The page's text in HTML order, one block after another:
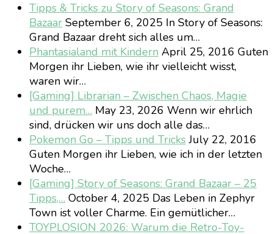
Tipps & Tricks zu Story of Seasons: Grand
Bazaar September 6, 2025 In Story of Seasons:
Grand Bazaar dreht sich alles um…
Phantasialand mit Kindern April 25, 2016 Guten
Morgen ihr Lieben, wie ihr vielleicht wisst,
waren wir…
[Gaming] Librarian – Zwischen Chaos, Magie
und purem… May 23, 2026 Wenn wir ehrlich
sind, drücken wir uns doch alle das…
Pokemon Go – Tipps und TricksJuly 22, 2016
Guten Morgen ihr Lieben, wie ich in der letzten
Woche…
[Gaming] Story of Seasons: Grand Bazaar – 25
Tipps,… October 4, 2025 Das Leben in Zephyr
Town ist voller Charme. Ein gemütlicher…
TOYPLOSION 2026: Warum die Retro-Toy-